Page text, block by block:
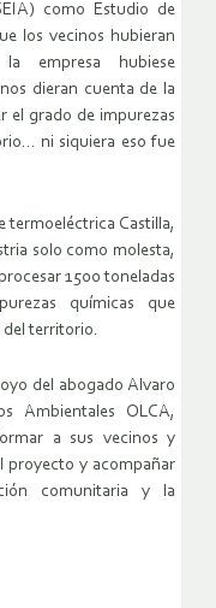
como Estudio de
los vecinos hubieran
empresa hubiese
dieran cuenta de la
el grado de impurezas
ni siquiera eso fue
termoeléctrica Castilla,
solo como molesta,
1500 toneladas
químicas que
del territorio.
del abogado Alvaro
Ambientales OLCA,
a sus vecinos y
proyecto y acompañar
comunitaria y la